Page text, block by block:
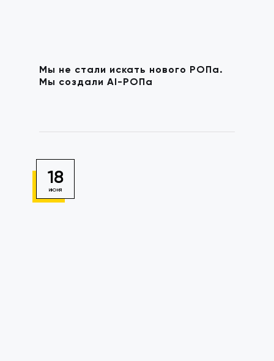
Мы не стали искать нового РОПа.
Мы создали AI-РОПа
18
ИЮНЯ